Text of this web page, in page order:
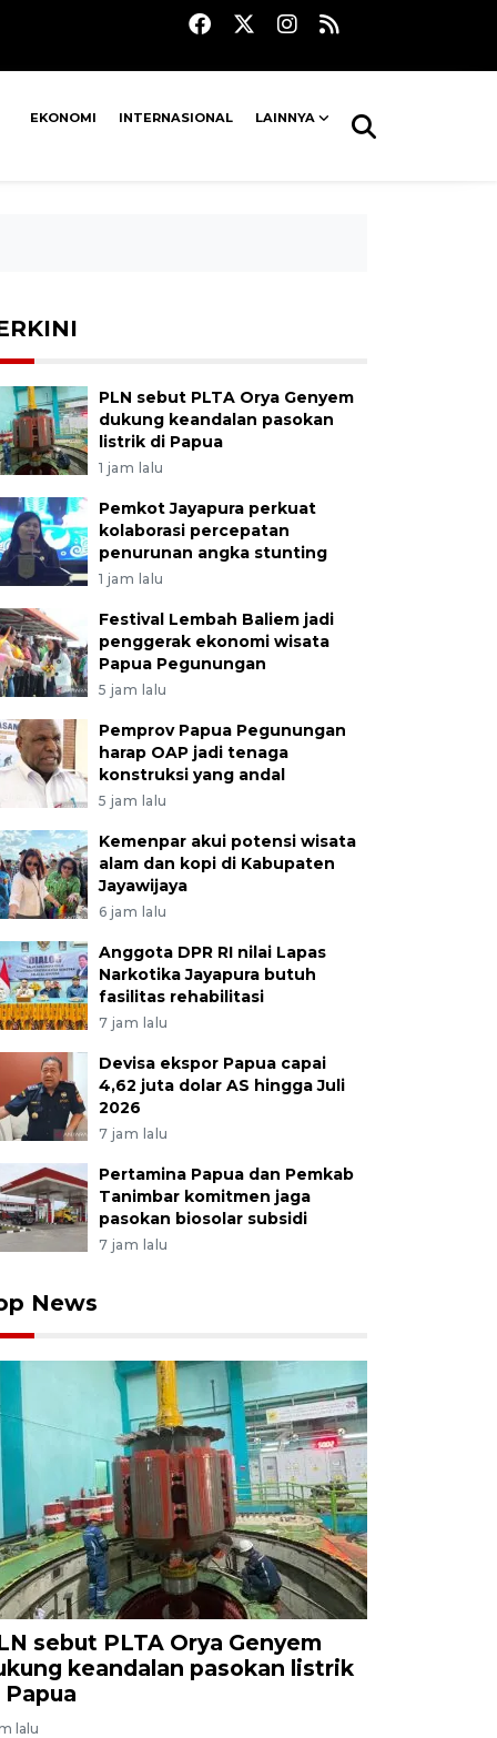
EKONOMI INTERNASIONAL LAINNYA
PLN sebut PLTA Orya Genyem
dukung keandalan pasokan
listrik di Papua
1 jam lalu
Pemkot Jayapura perkuat
kolaborasi percepatan
penurunan angka stunting
1 jam lalu
Festival Lembah Baliem jadi
penggerak ekonomi wisata
Papua Pegunungan
5 jam lalu
Pemprov Papua Pegunungan
harap OAP jadi tenaga
konstruksi yang andal
5 jam lalu
Kemenpar akui potensi wisata
alam dan kopi di Kabupaten
Jayawijaya
6 jam lalu
Anggota DPR RI nilai Lapas
Narkotika Jayapura butuh
fasilitas rehabilitasi
7 jam lalu
Devisa ekspor Papua capai
4,62 juta dolar AS hingga Juli
2026
7 jam lalu
Pertamina Papua dan Pemkab
Tanimbar komitmen jaga
pasokan biosolar subsidi
7 jam lalu
News
sebut PLTA Orya Genyem
keandalan pasokan listrik
Papua
lalu